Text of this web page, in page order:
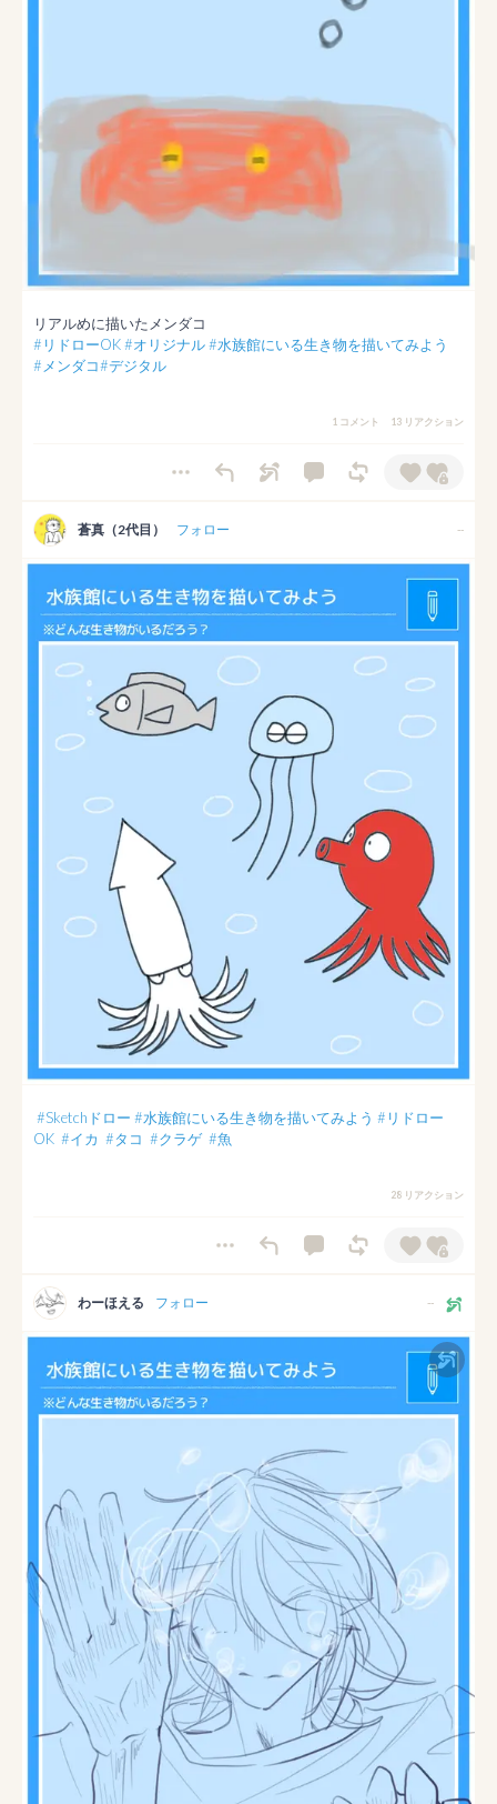
#リドローOK#オリジナル#水族館にいる生き物を描いてみよう
#メンダコ#デジタル
1 コメント 13 リアクション
蒼真（2代目） フォロー --
#Sketchドロー #水族館にいる生き物を描いてみよう #リドロー
OK #イカ #タコ #クラゲ #魚
28 リアクション
わーほえる フォロー --